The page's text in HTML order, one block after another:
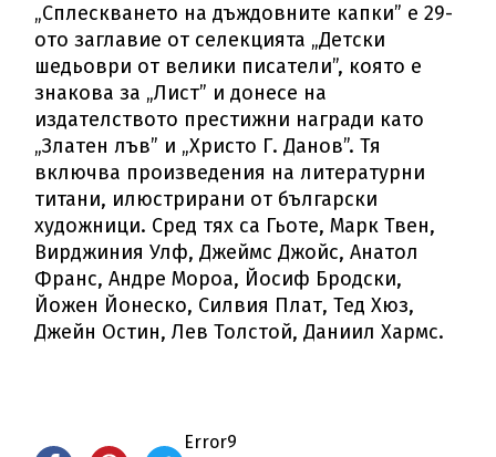
„Сплескването на дъждовните капки” е 29-
ото заглавие от селекцията „Детски
шедьоври от велики писатели”, която е
знакова за „Лист” и донесе на
издателството престижни награди като
„Златен лъв” и „Христо Г. Данов”. Тя
включва произведения на литературни
титани, илюстрирани от български
художници. Сред тях са Гьоте, Марк Твен,
Вирджиния Улф, Джеймс Джойс, Анатол
Франс, Андре Мороа, Йосиф Бродски,
Йожен Йонеско, Силвия Плат, Тед Хюз,
Джейн Остин, Лев Толстой, Даниил Хармс.
Error9